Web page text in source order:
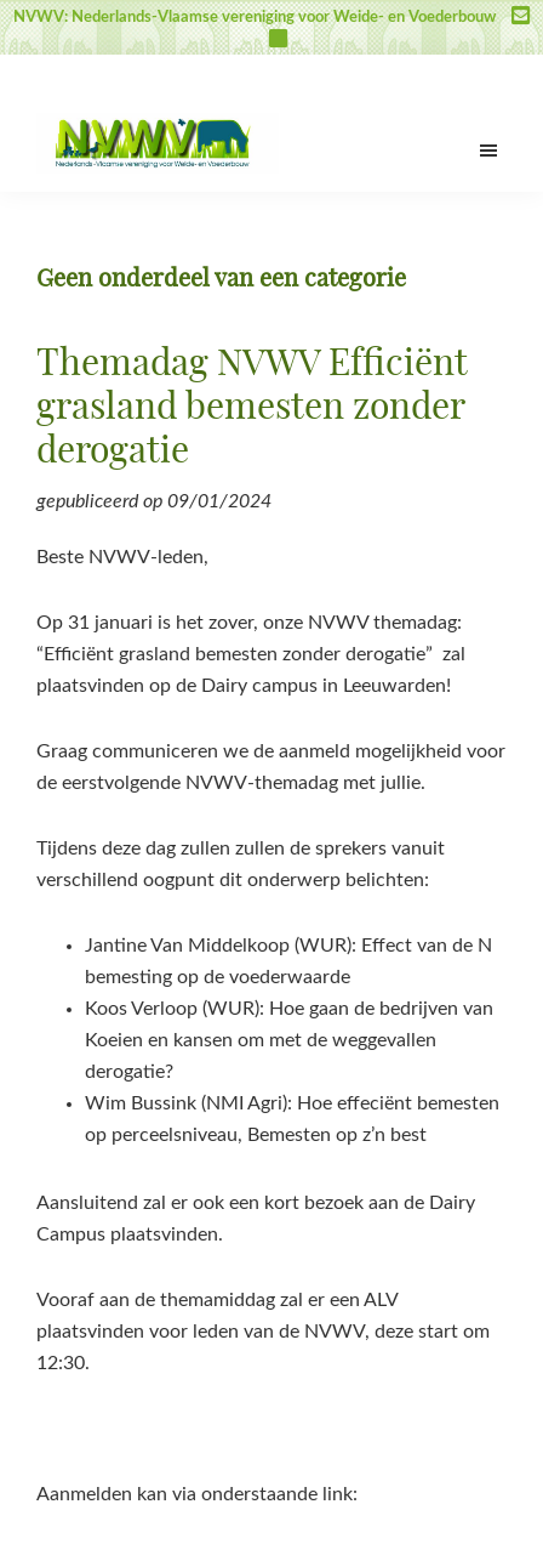
Door
naar
inhoud
Spring
naar
sidebar
Spring
naar
NVWV: Nederlands-Vlaamse vereniging voor Weide- en Voederbouw
voor
en
Voederbouw
Geen onderdeel van een categorie
Themadag NVWV Efficiënt
grasland bemesten zonder
derogatie
gepubliceerd op 09/01/2024
Beste NVWV-leden,
Op 31 januari is het zover, onze NVWV themadag:
“Efficiënt grasland bemesten zonder derogatie” zal
plaatsvinden op de Dairy campus in Leeuwarden!
Graag communiceren we de aanmeld mogelijkheid voor
de eerstvolgende NVWV-themadag met jullie.
Tijdens deze dag zullen zullen de sprekers vanuit
verschillend oogpunt dit onderwerp belichten:
Jantine Van Middelkoop (WUR): Effect van de N
bemesting op de voederwaarde
Koos Verloop (WUR): Hoe gaan de bedrijven van
Koeien en kansen om met de weggevallen
derogatie?
Wim Bussink (NMI Agri): Hoe effeciënt bemesten
op perceelsniveau, Bemesten op z’n best
Aansluitend zal er ook een kort bezoek aan de Dairy
Campus plaatsvinden.
Vooraf aan de themamiddag zal er een ALV
plaatsvinden voor leden van de NVWV, deze start om
12:30.
Aanmelden kan via onderstaande link: